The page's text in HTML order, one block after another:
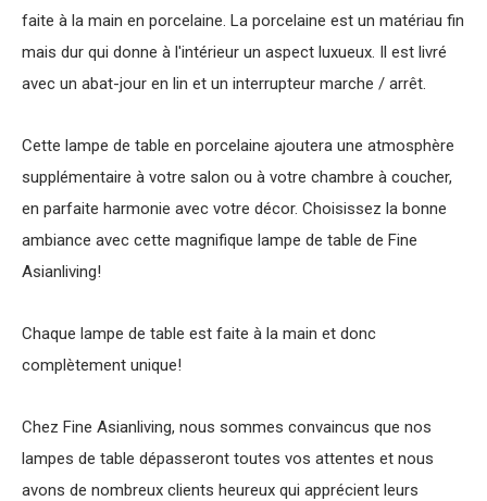
faite à la main en porcelaine. La porcelaine est un matériau fin
mais dur qui donne à l'intérieur un aspect luxueux. Il est livré
avec un abat-jour en lin et un interrupteur marche / arrêt.
Cette lampe de table en porcelaine ajoutera une atmosphère
supplémentaire à votre salon ou à votre chambre à coucher,
en parfaite harmonie avec votre décor. Choisissez la bonne
ambiance avec cette magnifique lampe de table de Fine
Asianliving!
Chaque lampe de table est faite à la main et donc
complètement unique!
Chez Fine Asianliving, nous sommes convaincus que nos
lampes de table dépasseront toutes vos attentes et nous
avons de nombreux clients heureux qui apprécient leurs